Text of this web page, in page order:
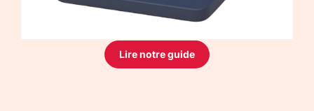
Lire notre guide